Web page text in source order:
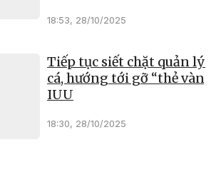
18:53, 28/10/2025
Tiếp tục siết chặt quản lý
cá, hướng tới gỡ “thẻ
IUU
18:30, 28/10/2025